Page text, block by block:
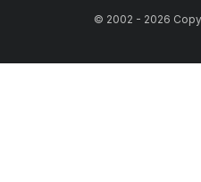
© 2002 - 2026